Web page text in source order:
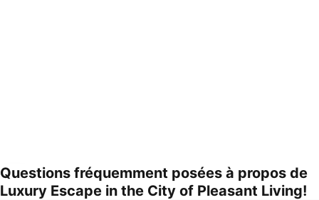
Agrandir la carte
Questions fréquemment posées à propos de
Luxury Escape in the City of Pleasant Living!